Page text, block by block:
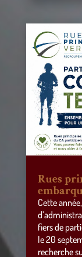
Rues
Cette
fiers de
le 20
recherche